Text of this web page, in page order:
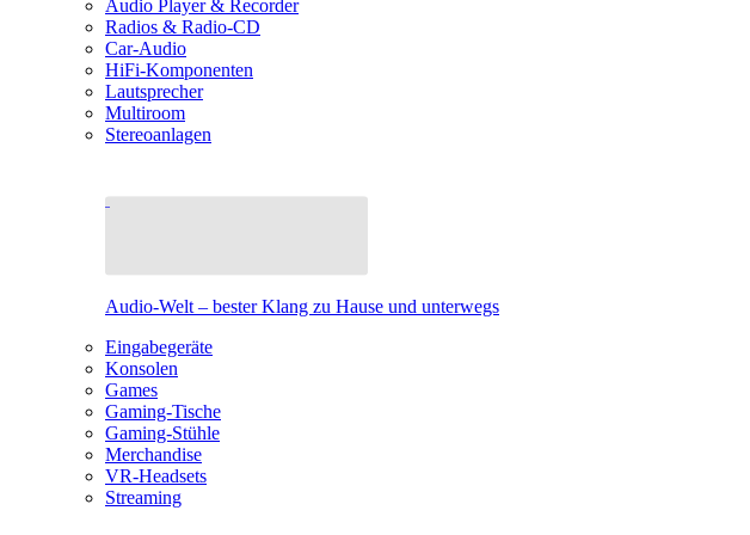
Audio Player & Recorder
Radios & Radio-CD
Car-Audio
HiFi-Komponenten
Lautsprecher
Multiroom
Stereoanlagen
Audio-Welt – bester Klang zu Hause und unterwegs
Eingabegeräte
Konsolen
Games
Gaming-Tische
Gaming-Stühle
Merchandise
VR-Headsets
Streaming